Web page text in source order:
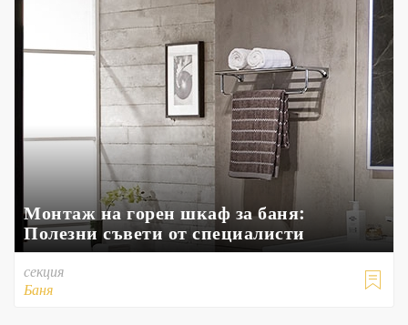
Монтаж на горен шкаф за баня:
Полезни съвети от специалисти

секция
Баня